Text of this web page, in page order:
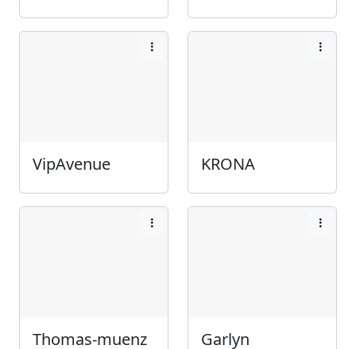
VipAvenue KRONA
Thomas-muenz Garlyn